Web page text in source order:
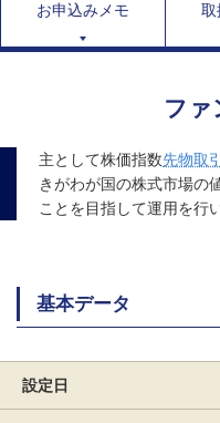
お申込みメモ 取
ファ
主として株価指数先物取引
きがわが国の株式市場の
ことを目指して運用を行
基本データ
設定日